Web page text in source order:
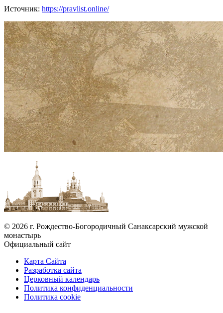
Источник: https://pravlist.online/
© 2026 г. Рождество-Богородичный Санаксарский мужской
монастырь
Официальный сайт
Карта Сайта
Разработка сайта
Церковный календарь
Политика конфиденциальности
Политика cookie